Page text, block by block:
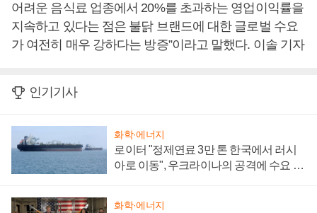
어려운 음식료 업종에서 20%를 초과하는 영업이익률을
지속하고 있다는 점은 불닭 브랜드에 대한 글로벌 수요
가 여전히 매우 강하다는 방증”이라고 말했다. 이솔 기자
인기기사
화학·에너지
로이터 "정제연료 3만 톤 한국에서 러시
아로 이동", 우크라이나의 공격에 수요 늘
화학·에너지